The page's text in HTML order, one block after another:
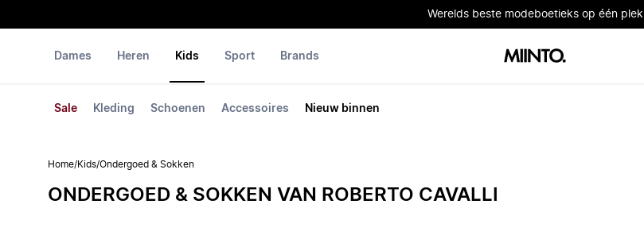
Werelds beste modeboetieks op één plek
Dames Heren Kids
Sale Kleding Schoenen Accessoires Nieuw binnen
Sport Brands
Home/Kids/Ondergoed & Sokken
ONDERGOED & SOKKEN VAN ROBERTO CAVALLI